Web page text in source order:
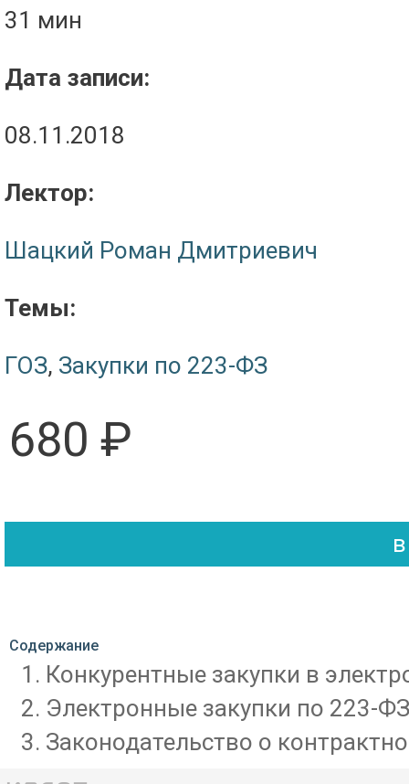
31 мин
Дата записи:
08.11.2018
Лектор:
Шацкий Роман Дмитриевич
Темы:
ГОЗ, Закупки по 223-ФЗ
680 ₽
Содержание
Конкурентные закупки в
Электронные закупки по 223-
Законодательство о